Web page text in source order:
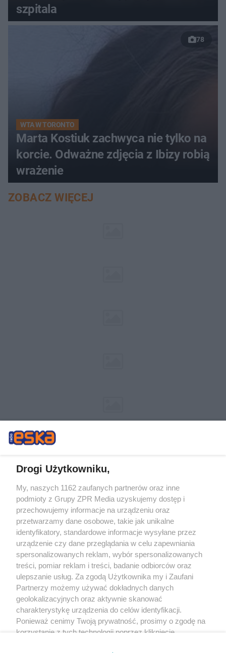
szpitala
78
WTA W TORONTO
Marta Kostiuk zachwyca nie tylko na
korcie. Odważne zdjęcia z Ibizy robią
wrażenie
ZOBACZ WIĘCEJ
Żaden utwór zamieszczony w serwisie nie może być powielany i
rozpowszechniany lub dalej rozpowszechniany w jakikolwiek sposób (w
tym także elektroniczny lub mechaniczny) na jakimkolwiek polu
eksploatacji w jakiejkolwiek formie, włącznie z umieszczaniem w Internecie
bez pisemnej zgody właściciela praw. Jakiekolwiek użycie lub
wykorzystanie utworów w całości lub w części z naruszeniem prawa, tzn.
bez właściwej zgody, jest zabronione pod groźbą kary i może być ścigane
prawnie.
O nas
Drogi Użytkowniku,
My, naszych 1162 zaufanych partnerów oraz inne
podmioty z Grupy ZPR Media uzyskujemy dostęp i
przechowujemy informacje na urządzeniu oraz
przetwarzamy dane osobowe, takie jak unikalne
identyfikatory, standardowe informacje wysyłane przez
urządzenie czy dane przeglądania w celu zapewniania
spersonalizowanych reklam, wybór spersonalizowanych
treści, pomiar reklam i treści, badanie odbiorców oraz
ulepszanie usług. Za zgodą Użytkownika my i Zaufani
Partnerzy możemy używać dokładnych danych
geolokalizacyjnych oraz aktywnie skanować
charakterystykę urządzenia do celów identyfikacji.
Ponieważ cenimy Twoją prywatność, prosimy o zgodę na
korzystanie z tych technologii poprzez kliknięcie